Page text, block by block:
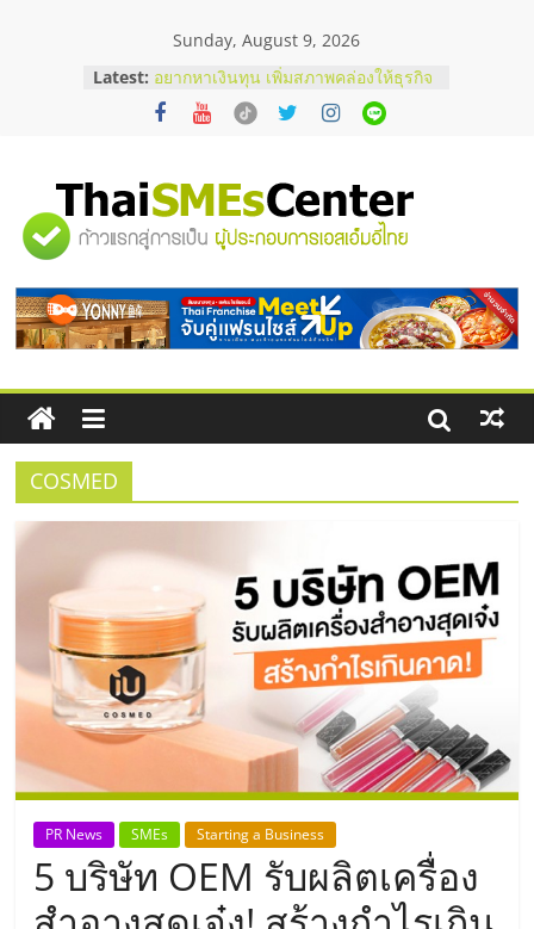
Sunday, August 9, 2026
Latest: อยากหาเงินทุน เพิ่มสภาพคล่องให้ธุรกิจ
เริ่มยังไงให้ผ่านฉลุย
สัมมนาออนไลน์ โอกาสบริหารสถานี
ThaiFranchise Meet Up จับคู่แฟรน
ไชส์ ครั้งที่ 8
ร้านเครื่องเสียงคุณภาพสูง พร้อม
บริษัท Cybersecurity ในไทยที่ไหนดี?
วิธีเลือกผู้ให้บริการให้คุ้มค่าและตอบ
โจทย์ธุรกิจ
"ศูนย์
รวม
ข้อมูล
ธุรกิจ
SME
แห่ง
ประเทศไทย,
ThaiSMEsCenter,
รวม
ธุรกิจ
เอ
COSMED
PR News SMEs Starting a Business
5 บริษัท OEM รับผลิตเครื่อง